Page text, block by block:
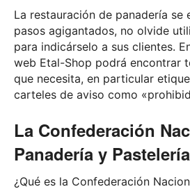
La restauración de panadería se
pasos agigantados, no olvide
para indicárselo a sus clientes.
web Etal-Shop podrá encontrar
que necesita, en particular
carteles de aviso como
La Confederación
Panadería y
¿Qué es la Confederación